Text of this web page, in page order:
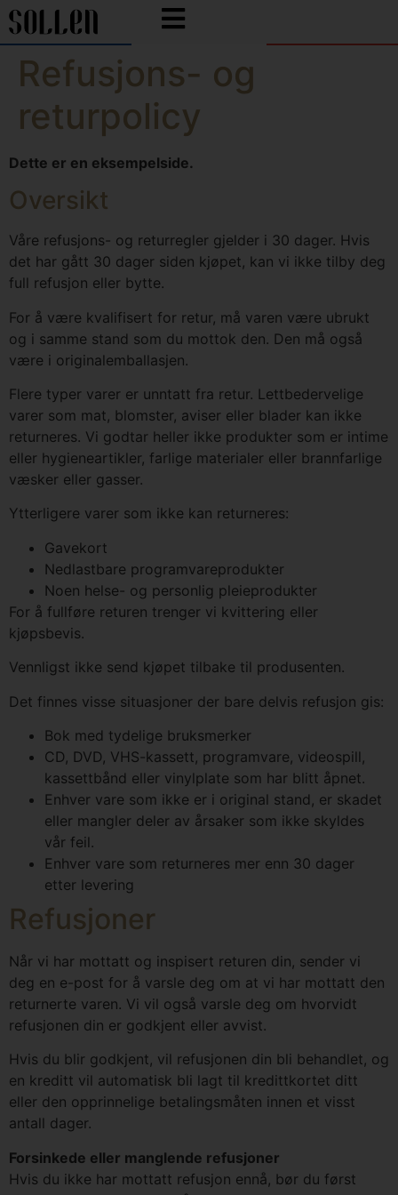
Refusjons- og
returpolicy
Dette er en eksempelside.
Oversikt
Våre refusjons- og returregler gjelder i 30 dager. Hvis
det har gått 30 dager siden kjøpet, kan vi ikke tilby deg
full refusjon eller bytte.
For å være kvalifisert for retur, må varen være ubrukt
og i samme stand som du mottok den. Den må også
være i originalemballasjen.
Flere typer varer er unntatt fra retur. Lettbedervelige
varer som mat, blomster, aviser eller blader kan ikke
returneres. Vi godtar heller ikke produkter som er intime
eller hygieneartikler, farlige materialer eller brannfarlige
væsker eller gasser.
Ytterligere varer som ikke kan returneres:
Gavekort
Nedlastbare programvareprodukter
Noen helse- og personlig pleieprodukter
For å fullføre returen trenger vi kvittering eller
kjøpsbevis.
Vennligst ikke send kjøpet tilbake til produsenten.
Det finnes visse situasjoner der bare delvis refusjon gis:
Bok med tydelige bruksmerker
CD, DVD, VHS-kassett, programvare, videospill,
kassettbånd eller vinylplate som har blitt åpnet.
Enhver vare som ikke er i original stand, er skadet
eller mangler deler av årsaker som ikke skyldes
vår feil.
Enhver vare som returneres mer enn 30 dager
etter levering
Refusjoner
Når vi har mottatt og inspisert returen din, sender vi
deg en e-post for å varsle deg om at vi har mottatt den
returnerte varen. Vi vil også varsle deg om hvorvidt
refusjonen din er godkjent eller avvist.
Hvis du blir godkjent, vil refusjonen din bli behandlet, og
en kreditt vil automatisk bli lagt til kredittkortet ditt
eller den opprinnelige betalingsmåten innen et visst
antall dager.
Forsinkede eller manglende refusjoner
Hvis du ikke har mottatt refusjon ennå, bør du først